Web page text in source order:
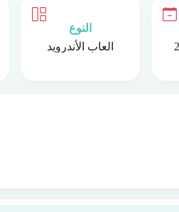
النوع
العاب الأندرويد